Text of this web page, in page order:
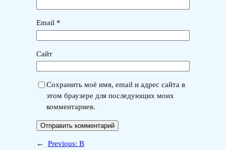
Email *
Сайт
Сохранить моё имя, email и адрес сайта в
этом браузере для последующих моих
комментариев.
← Previous: В